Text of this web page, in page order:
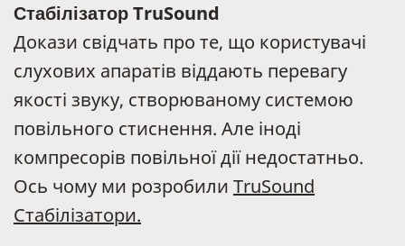
Стабілізатор TruSound
Докази свідчать про те, що користувачі
слухових апаратів віддають перевагу
якості звуку, створюваному системою
повільного стиснення. Але іноді
компресорів повільної дії недостатньо.
Ось чому ми розробили TruSound
Стабілізатори.